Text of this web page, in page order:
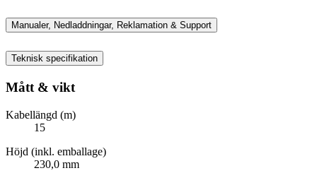
Manualer, Nedladdningar, Reklamation & Support
Teknisk specifikation
Mått & vikt
Kabellängd (m)
15
Höjd (inkl. emballage)
230,0 mm